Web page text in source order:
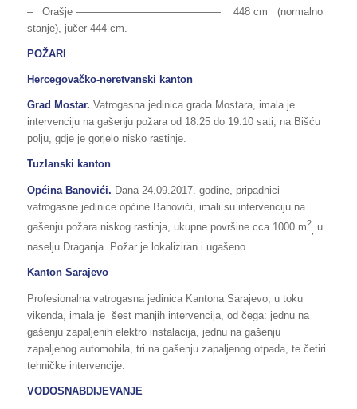
– Orašje —————————————— 448 cm (normalno
stanje), jučer 444 cm.
POŽARI
Hercegovačko-neretvanski kanton
Grad Mostar. Vatrogasna jedinica grada Mostara, imala je
intervenciju na gašenju požara od 18:25 do 19:10 sati, na Bišću
polju, gdje je gorjelo nisko rastinje.
Tuzlanski kanton
Općina Banovići. Dana 24.09.2017. godine, pripadnici
vatrogasne jedinice općine Banovići, imali su intervenciju na
gašenju požara niskog rastinja, ukupne površine cca 1000 m2
u
naselju Draganja. Požar je lokaliziran i ugašeno.
Kanton Sarajevo
Profesionalna vatrogasna jedinica Kantona Sarajevo, u toku
vikenda, imala je šest manjih intervencija, od čega: jednu na
gašenju zapaljenih elektro instalacija, jednu na gašenju
zapaljenog automobila, tri na gašenju zapaljenog otpada, te četiri
tehničke intervencije.
VODOSNABDIJEVANJE